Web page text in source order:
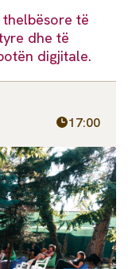
të
dhe të
digjitale.
17:00